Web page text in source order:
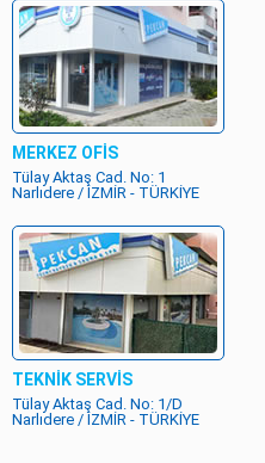
MERKEZ OFİS
Tülay Aktaş Cad. No: 1
Narlıdere / İZMİR - TÜRKİYE
TEKNİK SERVİS
Tülay Aktaş Cad. No: 1/D
Narlıdere / İZMİR - TÜRKİYE